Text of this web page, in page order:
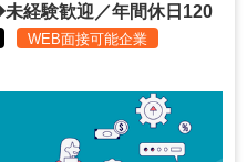
経験歓迎／年間休日120
WEB面接可能企業